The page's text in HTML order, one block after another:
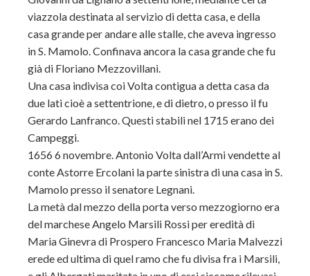
viazzola destinata al servizio di detta casa, e della
casa grande per andare alle stalle, che aveva ingresso
in S. Mamolo. Confinava ancora la casa grande che fu
già di Floriano Mezzovillani.
Una casa indivisa coi Volta contigua a detta casa da
due lati cioè a settentrione, e di dietro, o presso il fu
Gerardo Lanfranco. Questi stabili nel 1715 erano dei
Campeggi.
1656 6 novembre. Antonio Volta dall’Armi vendette al
conte Astorre Ercolani la parte sinistra di una casa in S.
Mamolo presso il senatore Legnani.
La metà dal mezzo della porta verso mezzogiorno era
del marchese Angelo Marsili Rossi per eredità di
Maria Ginevra di Prospero Francesco Maria Malvezzi
erede ed ultima di quel ramo che fu divisa fra i Marsili,